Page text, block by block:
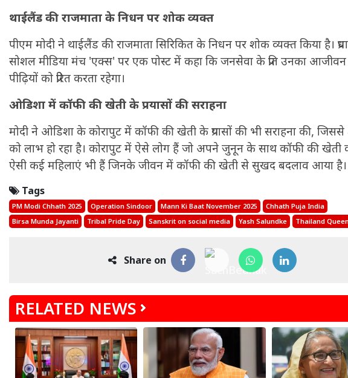
थाईलैंड की राजमाता के निधन पर शोक व्यक्त
पीएम मोदी ने थाईलैंड की राजमाता सिरिकित के निधन पर शोक व्यक्त किया है।
सोशल मीडिया मंच 'एक्स' पर एक पोस्ट में कहा कि जनसेवा के प्रति उनका
पीढ़ियों को प्रेरित करता रहेगा।
ओडिशा में कॉफी की खेती के प्रयासों की सराहना
मोदी ने ओडिशा के कोरापुट में कॉफी की खेती के प्रयासों की भी सराहना की, जिससे
को लाभ हो रहा है। कोरापुट में ऐसे लोग हैं जो अपने जुनून के साथ कॉफी की खेती
ऐसी कई महिलाएं भी हैं जिनके जीवन में कॉफी की खेती से सुखद बदलाव आया है।
Tags
PM Modi Chhath 2025 Operation Sindoor Mann Ki Baat November 2025
Chhath Puja India
Birsa Munda Jayanti
Tribal Pride Day Sanskrit on social media Yash Salundke Thailand
Share on
RELATED NEWS
मकर
सुखद पलों की प्राप्ति होगी। फिजूल के खर्चे बढ़ेंगे,
धनलाभ के अवसरों